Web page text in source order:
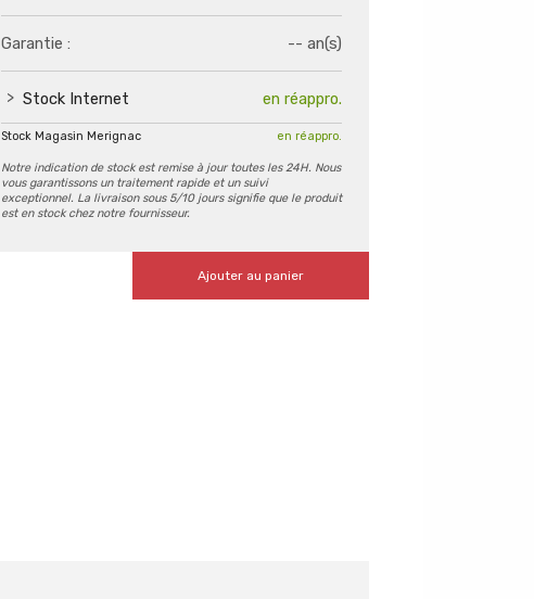
Garantie : -- an(s)
Stock Internet en réappro.
Stock Magasin Merignac en réappro.
Notre indication de stock est remise à jour toutes les 24H. Nous
vous garantissons un traitement rapide et un suivi
exceptionnel. La livraison sous 5/10 jours signifie que le produit
est en stock chez notre fournisseur.
Ajouter au panier